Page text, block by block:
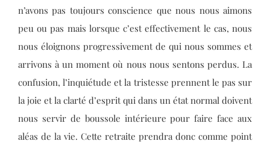
n’avons pas toujours conscience que nous nous aimons
peu ou pas mais lorsque c’est effectivement le cas, nous
nous éloignons progressivement de qui nous sommes et
arrivons à un moment où nous nous sentons perdus. La
confusion, l’inquiétude et la tristesse prennent le pas sur
la joie et la clarté d’esprit qui dans un état normal doivent
nous servir de boussole intérieure pour faire face aux
aléas de la vie. Cette retraite prendra donc comme point